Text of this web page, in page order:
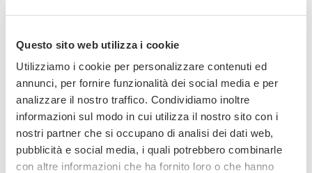
Questo sito web utilizza i cookie
Utilizziamo i cookie per personalizzare contenuti ed
annunci, per fornire funzionalità dei social media e per
analizzare il nostro traffico. Condividiamo inoltre
informazioni sul modo in cui utilizza il nostro sito con i
nostri partner che si occupano di analisi dei dati web,
pubblicità e social media, i quali potrebbero combinarle
con altre informazioni che ha fornito loro o che hanno
Viso: 60×110 cm
Ospite: 60×38 cm
Consegna in 24/48 ore.
Per saperne di più
Ricevi uno sconto del 10% sul
tuo prossimo ordine
Iscriviti subito alla nostra newsletter
La tua email